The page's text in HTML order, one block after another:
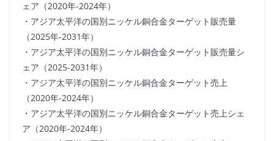
ェア（2020年-2024年）
・アジア太平洋の国別ニッケル銅合金ターゲット販売量
（2025年-2031年）
・アジア太平洋の国別ニッケル銅合金ターゲット販売量シ
ェア（2025-2031年）
・アジア太平洋の国別ニッケル銅合金ターゲット売上
（2020年-2024年）
・アジア太平洋の国別ニッケル銅合金ターゲット売上シェ
ア（2020年-2024年）